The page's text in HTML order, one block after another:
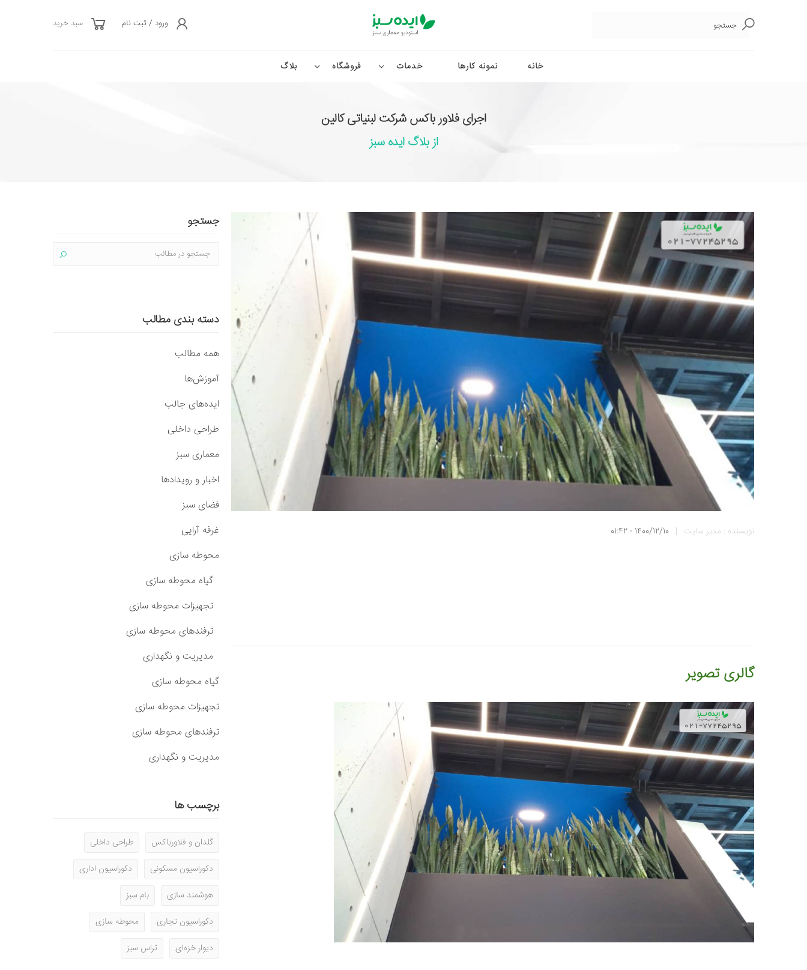
جستجو
ورود / ثبت نام سبد خرید
خانه نمونه کارها خدمات فروشگاه بلاگ
اجرای فلاور باکس شرکت لبنیاتی کالین
از بلاگ ایده سبز
نویسنده : مدیر سایت |
1400/12/10 - 01:42
گالری تصویر
جستجو
دسته بندی مطالب
همه مطالب
آموزش‌ها
ایده‌های جالب
طراحی داخلی
معماری سبز
اخبار و رویدادها
فضای سبز
غرفه آرایی
محوطه سازی
گیاه محوطه سازی
تجهیزات محوطه سازی
ترفندهای محوطه سازی
مدیریت و نگهداری
گیاه محوطه سازی
تجهیزات محوطه سازی
ترفندهای محوطه سازی
مدیریت و نگهداری
برچسب ها
گلدان و فلاورباکس
طراحی داخلی
دکوراسیون مسکونی
دکوراسیون اداری
هوشمند سازی
بام سبز
دکوراسیون تجاری
محوطه سازی
دیوار خزه‌ای
تراس سبز